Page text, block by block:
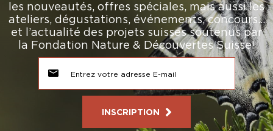
les nouveautés, offres spéciales, mais aussi les
ateliers, dégustations, événements, concours…
et l’actualité des projets suisses soutenus par
la Fondation Nature & Découvertes Suisse!
INSCRIPTION